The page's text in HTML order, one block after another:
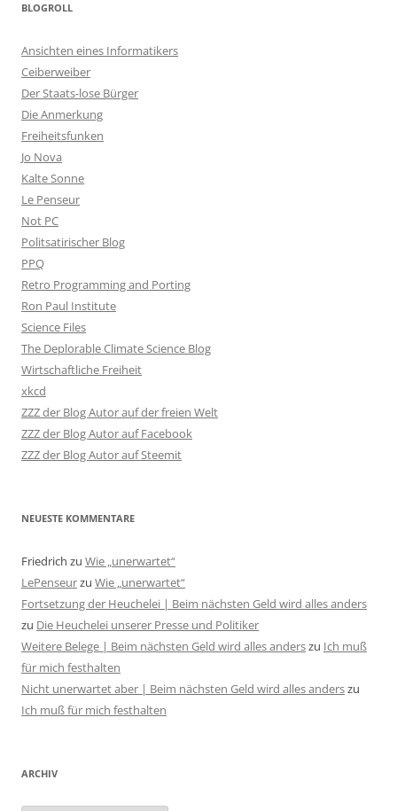
BLOGROLL
Ansichten eines Informatikers
Ceiberweiber
Der Staats-lose Bürger
Die Anmerkung
Freiheitsfunken
Jo Nova
Kalte Sonne
Le Penseur
Not PC
Politsatirischer Blog
PPQ
Retro Programming and Porting
Ron Paul Institute
Science Files
The Deplorable Climate Science Blog
Wirtschaftliche Freiheit
xkcd
ZZZ der Blog Autor auf der freien Welt
ZZZ der Blog Autor auf Facebook
ZZZ der Blog Autor auf Steemit
NEUESTE KOMMENTARE
Friedrich zu Wie „unerwartet“
LePenseurzu Wie „unerwartet“
Fortsetzung der Heuchelei | Beim nächsten Geld wird alles anders
zu Die Heuchelei unserer Presse und Politiker
Weitere Belege | Beim nächsten Geld wird alles anderszu Ich muß
für mich festhalten
Nicht unerwartet aber | Beim nächsten Geld wird alles anderszu
Ich muß für mich festhalten
ARCHIV